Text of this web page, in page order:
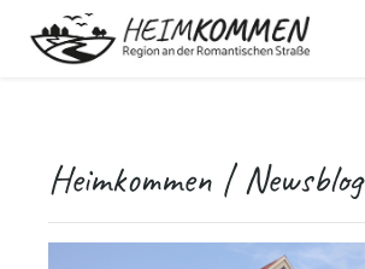
Heimkommen | Newsblog